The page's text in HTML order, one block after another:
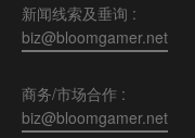
新闻线索及垂询 :
biz@bloomgamer.net
商务/市场合作 :
biz@bloomgamer.net